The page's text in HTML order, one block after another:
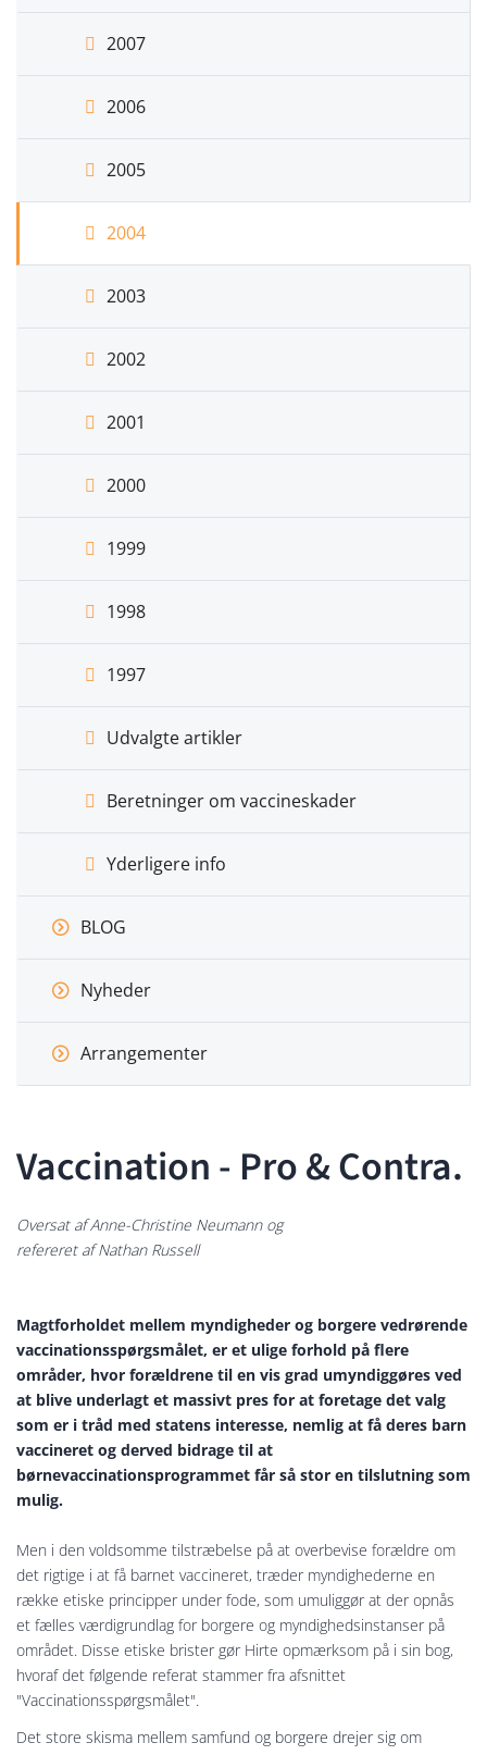
2007
2006
2005
2004
2003
2002
2001
2000
1999
1998
1997
Udvalgte artikler
Beretninger om vaccineskader
Yderligere info
BLOG
Nyheder
Arrangementer
Vaccination - Pro & Contra.
Oversat af Anne-Christine Neumann og
refereret af Nathan Russell
Magtforholdet mellem myndigheder og borgere vedrørende
vaccinationsspørgsmålet, er et ulige forhold på flere
områder, hvor forældrene til en vis grad umyndiggøres ved
at blive underlagt et massivt pres for at foretage det valg
som er i tråd med statens interesse, nemlig at få deres barn
vaccineret og derved bidrage til at
børnevaccinationsprogrammet får så stor en tilslutning som
mulig.
Men i den voldsomme tilstræbelse på at overbevise forældre om
det rigtige i at få barnet vaccineret, træder myndighederne en
række etiske principper under fode, som umuliggør at der opnås
et fælles værdigrundlag for borgere og myndighedsinstanser på
området. Disse etiske brister gør Hirte opmærksom på i sin bog,
hvoraf det følgende referat stammer fra afsnittet
"Vaccinationsspørgsmålet".
Det store skisma mellem samfund og borgere drejer sig om